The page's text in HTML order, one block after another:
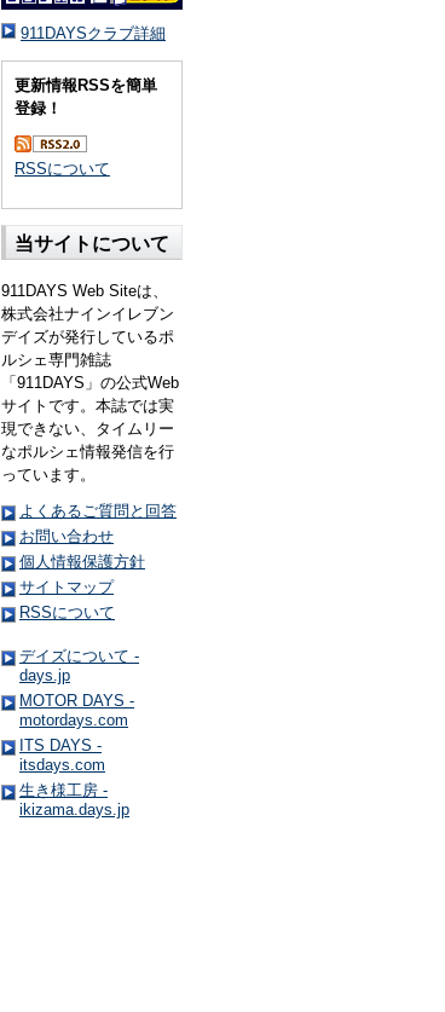
911DAYSクラブ詳細
更新情報RSSを簡単
登録！
RSSについて
当サイトについて
911DAYS Web Siteは、
株式会社ナインイレブン
デイズが発行しているポ
ルシェ専門雑誌
「911DAYS」の公式Web
サイトです。本誌では実
現できない、タイムリー
なポルシェ情報発信を行
っています。
よくあるご質問と回答
お問い合わせ
個人情報保護方針
サイトマップ
RSSについて
デイズについて -
days.jp
MOTOR DAYS -
motordays.com
ITS DAYS -
itsdays.com
生き様工房 -
ikizama.days.jp